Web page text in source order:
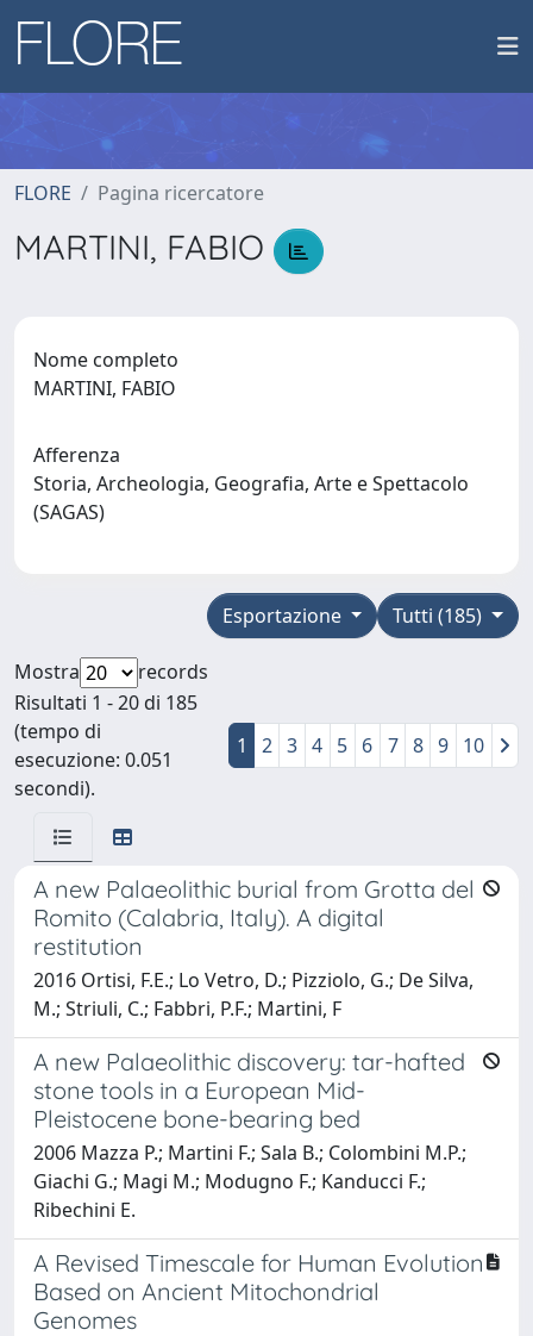
FLORE Pagina ricercatore
MARTINI, FABIO
Nome completo
MARTINI, FABIO
Afferenza
Storia, Archeologia, Geografia, Arte e Spettacolo
(SAGAS)
Tutti (185)
Esportazione
Mostra
records
Risultati 1 - 20 di 185
(tempo di
esecuzione: 0.051
secondi).
1 2 3 4 5 6 7 8 9 10
A new Palaeolithic burial from Grotta del
Romito (Calabria, Italy). A digital
restitution
2016 Ortisi, F.E.; Lo Vetro, D.; Pizziolo, G.; De Silva,
M.; Striuli, C.; Fabbri, P.F.; Martini, F
A new Palaeolithic discovery: tar-hafted
stone tools in a European Mid-
Pleistocene bone-bearing bed
2006 Mazza P.; Martini F.; Sala B.; Colombini M.P.;
Giachi G.; Magi M.; Modugno F.; Kanducci F.;
Ribechini E.
A Revised Timescale for Human Evolution
Based on Ancient Mitochondrial
Genomes